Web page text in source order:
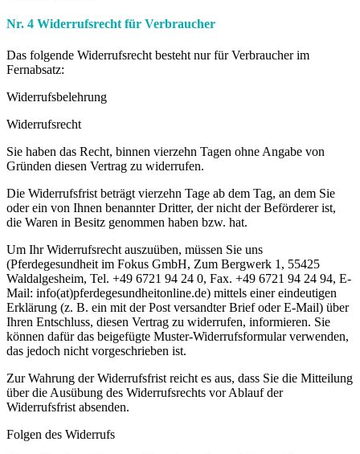
Nr. 4 Widerrufsrecht für Verbraucher
Das folgende Widerrufsrecht besteht nur für Verbraucher im
Fernabsatz:
Widerrufsbelehrung
Widerrufsrecht
Sie haben das Recht, binnen vierzehn Tagen ohne Angabe von
Gründen diesen Vertrag zu widerrufen.
Die Widerrufsfrist beträgt vierzehn Tage ab dem Tag, an dem Sie
oder ein von Ihnen benannter Dritter, der nicht der Beförderer ist,
die Waren in Besitz genommen haben bzw. hat.
Um Ihr Widerrufsrecht auszuüben, müssen Sie uns
(Pferdegesundheit im Fokus GmbH, Zum Bergwerk 1, 55425
Waldalgesheim, Tel. +49 6721 94 24 0, Fax. +49 6721 94 24 94, E-
Mail: info(at)pferdegesundheitonline.de) mittels einer eindeutigen
Erklärung (z. B. ein mit der Post versandter Brief oder E-Mail) über
Ihren Entschluss, diesen Vertrag zu widerrufen, informieren. Sie
können dafür das beigefügte Muster-Widerrufsformular verwenden,
das jedoch nicht vorgeschrieben ist.
Zur Wahrung der Widerrufsfrist reicht es aus, dass Sie die Mitteilung
über die Ausübung des Widerrufsrechts vor Ablauf der
Widerrufsfrist absenden.
Folgen des Widerrufs